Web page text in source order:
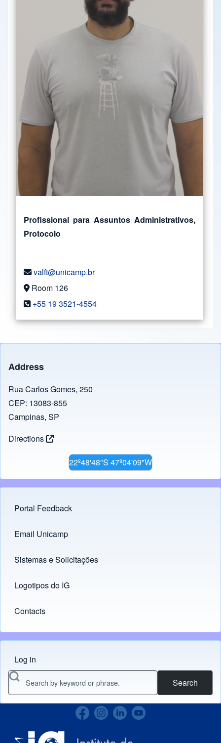
Profissional para Assuntos Administrativos,
Protocolo
valft@unicamp.br
Room 126
+55 19 3521-4554
Address
Rua Carlos Gomes, 250
CEP: 13083-855
Campinas, SP
Directions
22º48'48"S 47º04'09"W
Footer menu
Portal Feedback
Links
Email Unicamp
(opens in new tab)
Sistemas e Solicitações
(opens in new tab)
Logotipos do IG
(opens in new tab)
Contacts
Menu do usuário
Log in
Search